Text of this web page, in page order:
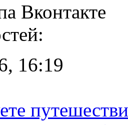
Вконтакте
16:19